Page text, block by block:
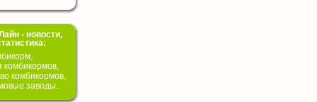
- новости,
комбикормов,
комбикормов,
заводы.